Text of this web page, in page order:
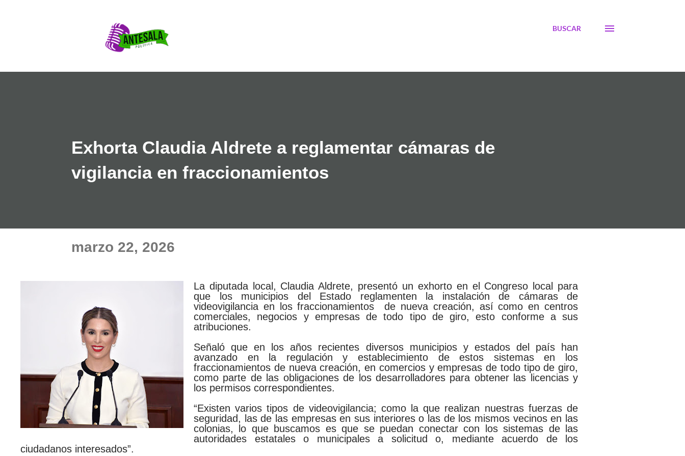
BUSCAR
Exhorta Claudia Aldrete a reglamentar cámaras de
vigilancia en fraccionamientos
marzo 22, 2026
La diputada local, Claudia Aldrete, presentó un exhorto en el Congreso local para
que los municipios del Estado reglamenten la instalación de cámaras de
videovigilancia en los fraccionamientos de nueva creación, así como en centros
comerciales, negocios y empresas de todo tipo de giro, esto conforme a sus
atribuciones.
Señaló que en los años recientes diversos municipios y estados del país han
avanzado en la regulación y establecimiento de estos sistemas en los
fraccionamientos de nueva creación, en comercios y empresas de todo tipo de giro,
como parte de las obligaciones de los desarrolladores para obtener las licencias y
los permisos correspondientes.
“Existen varios tipos de videovigilancia; como la que realizan nuestras fuerzas de
seguridad, las de las empresas en sus interiores o las de los mismos vecinos en las
colonias, lo que buscamos es que se puedan conectar con los sistemas de las
autoridades estatales o municipales a solicitud o, mediante acuerdo de los
ciudadanos interesados”.